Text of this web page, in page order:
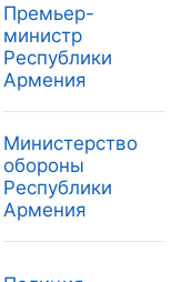
Премьер-
министр
Республики
Армения
Министерство
обороны
Республики
Армения